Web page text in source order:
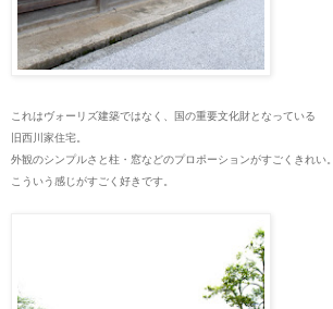
これはヴォーリズ建築ではなく、国の重要文化財となっている
旧西川家住宅。
外観のシンプルさと柱・窓などのプロポーションがすごくきれい。
こういう感じがすごく好きです。